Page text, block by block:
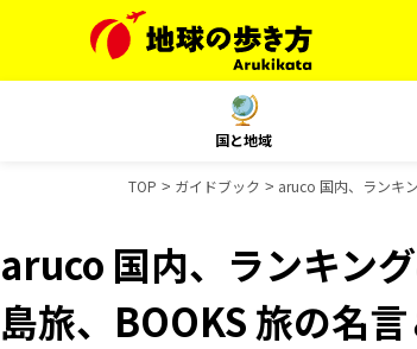
国と地域
TOP ガイドブック aruco 国内、ランキ
aruco 国内、ランキン
島旅、BOOKS 旅の名